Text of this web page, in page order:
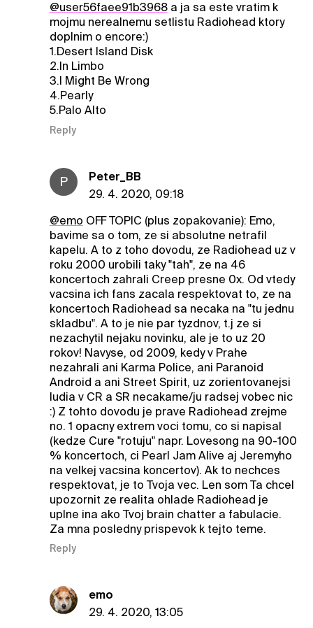
@user56faee91b3968a ja sa este vratim k
mojmu nerealnemu setlistu Radiohead ktory
doplnim o encore:)
1.Desert Island Disk
2.In Limbo
3.I Might Be Wrong
4.Pearly
5.Palo Alto
Reply
P
Peter_BB
29. 4. 2020, 09:18
@emo OFF TOPIC (plus zopakovanie): Emo,
bavime sa o tom, ze si absolutne netrafil
kapelu. A to z toho dovodu, ze Radiohead uz v
roku 2000 urobili taky "tah", ze na 46
koncertoch zahrali Creep presne 0x. Od vtedy
vacsina ich fans zacala respektovat to, ze na
koncertoch Radiohead sa necaka na "tu jednu
skladbu". A to je nie par tyzdnov, t.j ze si
nezachytil nejaku novinku, ale je to uz 20
rokov! Navyse, od 2009, kedy v Prahe
nezahrali ani Karma Police, ani Paranoid
Android a ani Street Spirit, uz zorientovanejsi
ludia v CR a SR necakame/ju radsej vobec nic
:) Z tohto dovodu je prave Radiohead zrejme
no. 1 opacny extrem voci tomu, co si napisal
(kedze Cure "rotuju" napr. Lovesong na 90-100
% koncertoch, ci Pearl Jam Alive aj Jeremyho
na velkej vacsina koncertov). Ak to nechces
respektovat, je to Tvoja vec. Len som Ta chcel
upozornit ze realita ohlade Radiohead je
uplne ina ako Tvoj brain chatter a fabulacie.
Za mna posledny prispevok k tejto teme.
Reply
emo
29. 4. 2020, 13:05